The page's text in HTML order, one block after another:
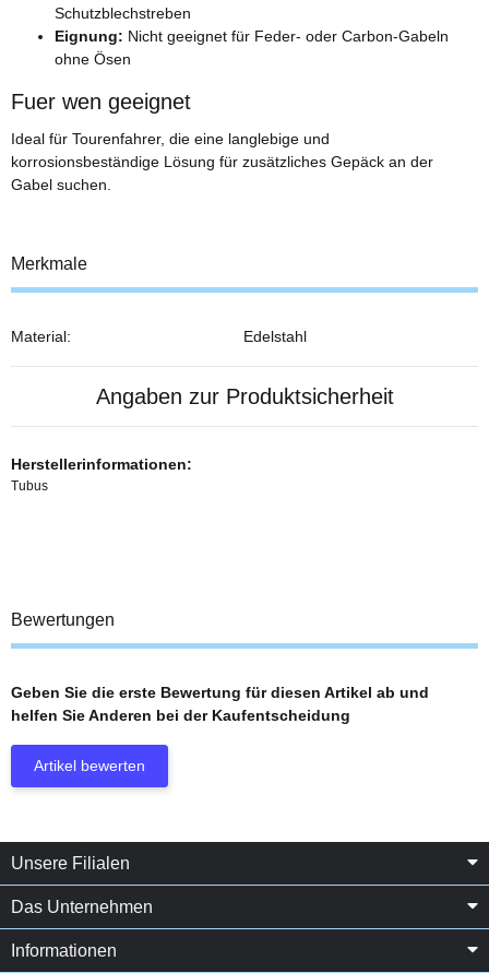
Schutzblechstreben
Eignung: Nicht geeignet für Feder- oder Carbon-Gabeln
ohne Ösen
Fuer wen geeignet
Ideal für Tourenfahrer, die eine langlebige und
korrosionsbeständige Lösung für zusätzliches Gepäck an der
Gabel suchen.
Merkmale
Material: Edelstahl
Angaben zur Produktsicherheit
Herstellerinformationen:
Tubus
Bewertungen
Geben Sie die erste Bewertung für diesen Artikel ab und
helfen Sie Anderen bei der Kaufentscheidung
Artikel bewerten
Unsere Filialen
Das Unternehmen
Informationen